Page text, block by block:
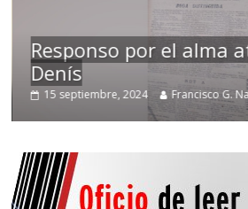
Responso por el alma
Denís
15 septiembre, 2024 Francisco G.